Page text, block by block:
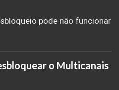
pode não funcionar
o Multicanais